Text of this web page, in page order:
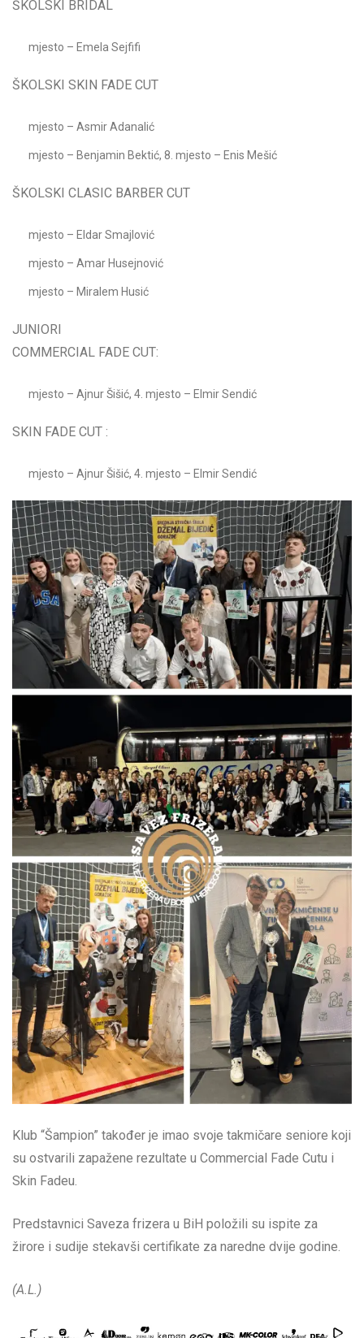
ŠKOLSKI BRIDAL
mjesto – Emela Sejfifi
ŠKOLSKI SKIN FADE CUT
mjesto – Asmir Adanalić
mjesto – Benjamin Bektić, 8. mjesto – Enis Mešić
ŠKOLSKI CLASIC BARBER CUT
mjesto – Eldar Smajlović
mjesto – Amar Husejnović
mjesto – Miralem Husić
JUNIORI
COMMERCIAL FADE CUT:
mjesto – Ajnur Šišić, 4. mjesto – Elmir Sendić
SKIN FADE CUT :
mjesto – Ajnur Šišić, 4. mjesto – Elmir Sendić
Klub “Šampion” također je imao svoje takmičare seniore koji
su ostvarili zapažene rezultate u Commercial Fade Cutu i
Skin Fadeu.
Predstavnici Saveza frizera u BiH položili su ispite za
žirore i sudije stekavši certifikate za naredne dvije godine.
(A.L.)